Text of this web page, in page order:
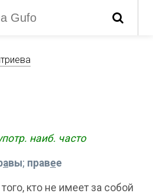
наиб. часто
авы; правее
кто не имеет за собой